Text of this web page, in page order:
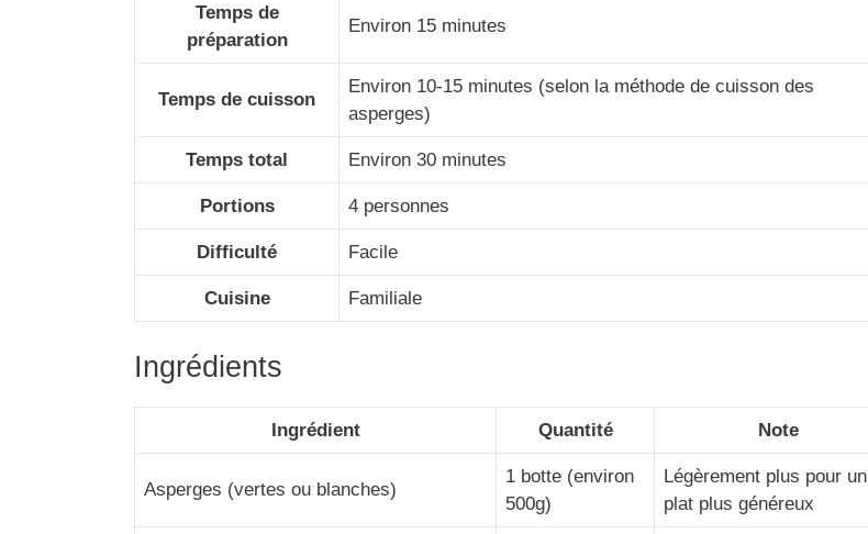
Temps de
préparation
Environ 15 minutes
Temps de cuisson
Environ 10-15 minutes (selon la méthode de cuisson des
asperges)
Temps total Environ 30 minutes
Portions 4 personnes
Difficulté Facile
Cuisine Familiale
Ingrédients
Ingrédient Quantité Note
Asperges (vertes ou blanches)
1 botte (environ
500g)
Légèrement plus pour un
plat plus généreux